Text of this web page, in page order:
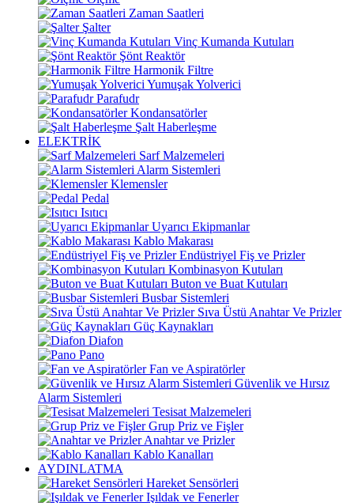
Zaman Saatleri
Şalter
Vinç Kumanda Kutuları
Şönt Reaktör
Harmonik Filtre
Yumuşak Yolverici
Parafudr
Kondansatörler
Şalt Haberleşme
ELEKTRİK
Sarf Malzemeleri
Alarm Sistemleri
Klemensler
Pedal
Isıtıcı
Uyarıcı Ekipmanlar
Kablo Makarası
Endüstriyel Fiş ve Prizler
Kombinasyon Kutuları
Buton ve Buat Kutuları
Busbar Sistemleri
Sıva Üstü Anahtar Ve Prizler
Güç Kaynakları
Diafon
Pano
Fan ve Aspiratörler
Güvenlik ve Hırsız
Alarm Sistemleri
Tesisat Malzemeleri
Grup Priz ve Fişler
Anahtar ve Prizler
Kablo Kanalları
AYDINLATMA
Hareket Sensörleri
Işıldak ve Fenerler